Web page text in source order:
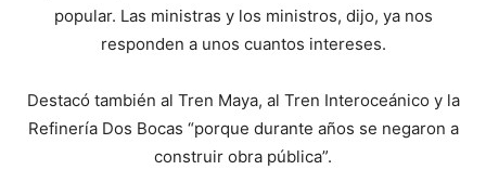
popular. Las ministras y los ministros, dijo, ya nos
responden a unos cuantos intereses.
Destacó también al Tren Maya, al Tren Interoceánico y la
Refinería Dos Bocas “porque durante años se negaron a
construir obra pública”.